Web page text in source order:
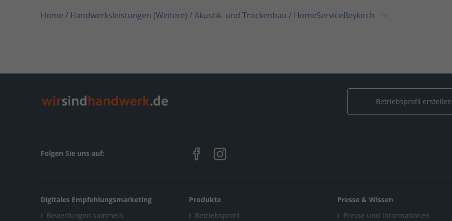
Home / Handwerksleistungen (Weitere) / Akustik- und Trockenbau / HomeServiceBeykirch
Betriebsprofil erstellen
Folgen Sie uns auf:
Digitales Empfehlungsmarketing
Bewertungen sammeln
Produkte
Betriebsprofil
Presse & Wissen
Presse und Informationen